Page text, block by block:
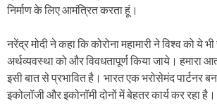
निर्माण के लिए आमंत्रित करता हूं।
नरेंद्र मोदी ने कहा कि कोरोना महामारी ने विश्व को ये
अर्थव्यवस्था को और विवधतापूर्ण किया जाये। हमारा
इसी बात से प्रभावित है। भारत एक भरोसेमंद पार्टनर
इकोलॉजी और इकोनॉमी दोनों में बेहतर कार्य कर रहा है।